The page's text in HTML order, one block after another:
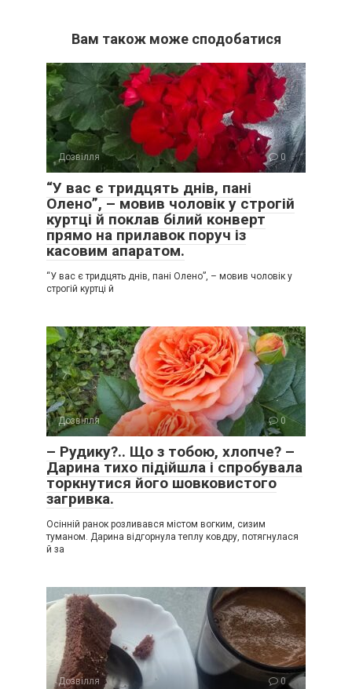
Вам також може сподобатися
Дозвілля 0
“У вас є тридцять днів, пані
Олено”, – мовив чоловік у строгій
куртці й поклав білий конверт
прямо на прилавок поруч із
касовим апаратом.
“У вас є тридцять днів, пані Олено”, – мовив чоловік у
строгій куртці й
Дозвілля 0
– Рудику?.. Що з тобою, хлопче? –
Дарина тихо підійшла і спробувала
торкнутися його шовковистого
загривка.
Осінній ранок розливався містом вогким, сизим
туманом. Дарина відгорнула теплу ковдру, потягнулася
й за
Дозвілля 0